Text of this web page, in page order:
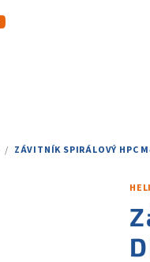
/ ZÁVITNÍK SPIRÁLOVÝ HPC